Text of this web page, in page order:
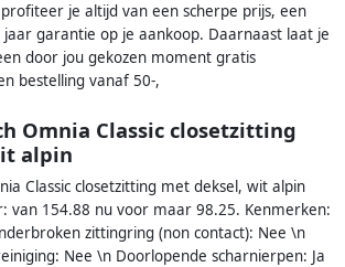
je altijd van een scherpe prijs, een
garantie op je aankoop. Daarnaast laat je
door jou gekozen moment gratis
bestelling vanaf 50-,
Omnia Classic closetzitting
alpin
Classic closetzitting met deksel, wit alpin
van 154.88 nu voor maar 98.25. Kenmerken:
zittingring (non contact): Nee \n
Nee \n Doorlopende scharnierpen: Ja